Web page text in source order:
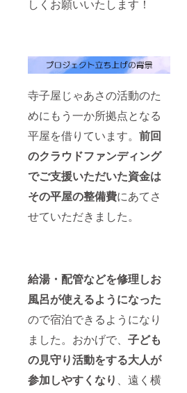
しくお願いいたします！
寺子屋じゃあさの活動のた
めにもう一か所拠点となる
平屋を借りています。 前回
のクラウドファンディング
でご支援いただいた資金は
その平屋の整備費にあてさ
せていただきました。
給湯・配管などを修理しお
風呂が使えるようになった
ので宿泊できるようになり
ました。おかげで、 子ども
の見守り活動をする大人が
参加しやすくなり 、遠く横